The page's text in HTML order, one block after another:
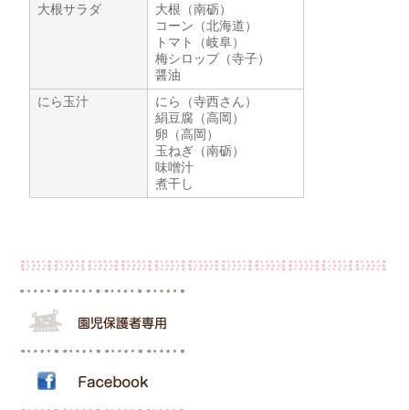
大根サラダ
大根（南砺）
コーン（北海道）
トマト（岐阜）
梅シロップ（寺子）
醤油
にら玉汁
にら（寺西さん）
絹豆腐（高岡）
卵（高岡）
玉ねぎ（南砺）
味噌汁
煮干し